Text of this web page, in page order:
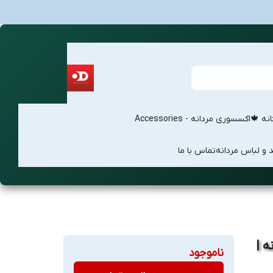
🍁اکسسوری مردانه - Accessories
و لباس مردانهتماس با ما
|
ناموجود